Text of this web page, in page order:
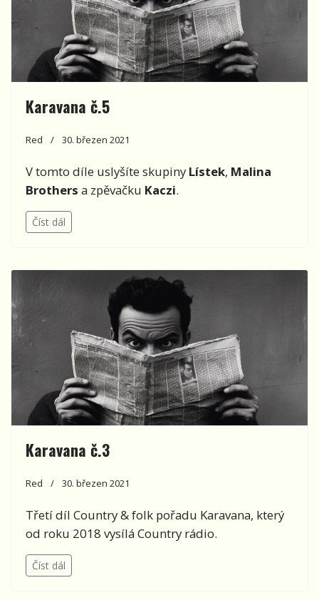
Karavana č.5
Red 30. březen 2021
V tomto díle uslyšíte skupiny Lístek, Malina
Brothers a zpěvačku Kaczi.
Číst dál
Karavana č.3
Red 30. březen 2021
Třetí díl Country & folk pořadu Karavana, který
od roku 2018 vysílá Country rádio.
Číst dál